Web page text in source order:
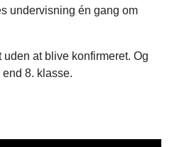
undervisning én gang om
at blive konfirmeret. Og
8. klasse.